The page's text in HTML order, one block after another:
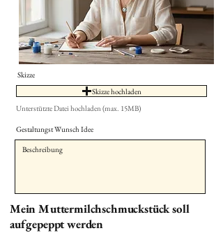
Skizze
Skizze hochladen
Unterstützte Datei hochladen (max. 15MB)
Gestaltungst Wunsch Idee
Mein Muttermilchschmuckstück soll
aufgepeppt werden